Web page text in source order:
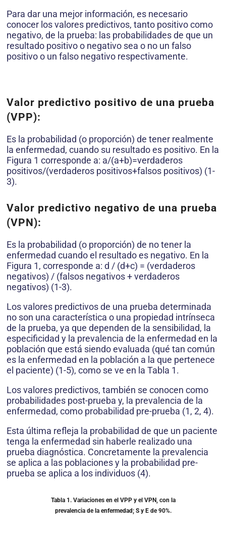
Para dar una mejor información, es necesario
conocer los valores predictivos, tanto positivo como
negativo, de la prueba: las probabilidades de que un
resultado positivo o negativo sea o no un falso
positivo o un falso negativo respectivamente.
Valor predictivo positivo de una prueba
(VPP):
Es la probabilidad (o proporción) de tener realmente
la enfermedad, cuando su resultado es positivo. En la
Figura 1 corresponde a: a/(a+b)=verdaderos
positivos/(verdaderos positivos+falsos positivos) (1-
3).
Valor predictivo negativo de una prueba
(VPN):
Es la probabilidad (o proporción) de no tener la
enfermedad cuando el resultado es negativo. En la
Figura 1, corresponde a: d / (d+c) = (verdaderos
negativos) / (falsos negativos + verdaderos
negativos) (1-3).
Los valores predictivos de una prueba determinada
no son una característica o una propiedad intrínseca
de la prueba, ya que dependen de la sensibilidad, la
especificidad y la prevalencia de la enfermedad en la
población que está siendo evaluada (qué tan común
es la enfermedad en la población a la que pertenece
el paciente) (1-5), como se ve en la Tabla 1.
Los valores predictivos, también se conocen como
probabilidades post-prueba y, la prevalencia de la
enfermedad, como probabilidad pre-prueba (1, 2, 4).
Esta última refleja la probabilidad de que un paciente
tenga la enfermedad sin haberle realizado una
prueba diagnóstica. Concretamente la prevalencia
se aplica a las poblaciones y la probabilidad pre-
prueba se aplica a los individuos (4).
Tabla 1.Variaciones en el VPP y el VPN, con la
prevalencia de la enfermedad; S y E de 90%.